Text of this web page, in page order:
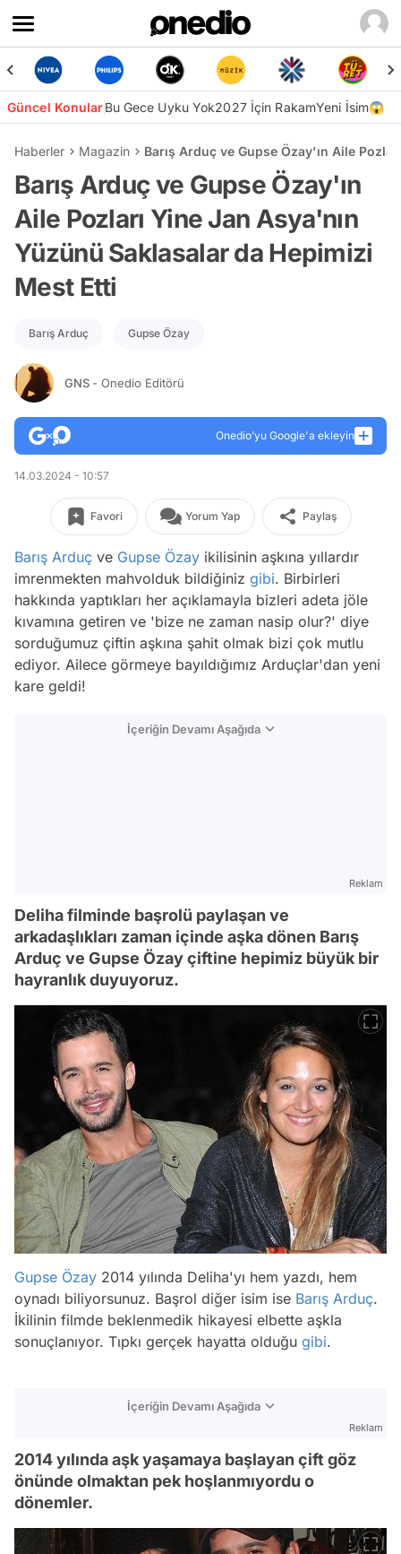
Güncel KonularBu Gece Uyku Yok2027 İçin RakamYeni İsim😱
Haberler Magazin Barış Arduç ve Gupse Özay'ın Aile
Barış Arduç ve Gupse Özay'ın
Aile Pozları Yine Jan Asya'nın
Yüzünü Saklasalar da Hepimizi
Mest Etti
Barış Arduç Gupse Özay
GNS - Onedio Editörü
Onedio’yu Google'a ekleyin
14.03.2024 - 10:57
Favori Yorum Yap Paylaş
Barış Arduç ve Gupse Özay ikilisinin aşkına yıllardır
imrenmekten mahvolduk bildiğiniz gibi. Birbirleri
hakkında yaptıkları her açıklamayla bizleri adeta jöle
kıvamına getiren ve 'bize ne zaman nasip olur?' diye
sorduğumuz çiftin aşkına şahit olmak bizi çok mutlu
ediyor. Ailece görmeye bayıldığımız Arduçlar'dan yeni
kare geldi!
İçeriğin Devamı Aşağıda
Reklam
Deliha filminde başrolü paylaşan ve
arkadaşlıkları zaman içinde aşka dönen Barış
Arduç ve Gupse Özay çiftine hepimiz büyük bir
hayranlık duyuyoruz.
Gupse Özay 2014 yılında Deliha'yı hem yazdı, hem
oynadı biliyorsunuz. Başrol diğer isim ise Barış Arduç.
İkilinin filmde beklenmedik hikayesi elbette aşkla
sonuçlanıyor. Tıpkı gerçek hayatta olduğu gibi.
İçeriğin Devamı Aşağıda
Reklam
2014 yılında aşk yaşamaya başlayan çift göz
önünde olmaktan pek hoşlanmıyordu o
dönemler.